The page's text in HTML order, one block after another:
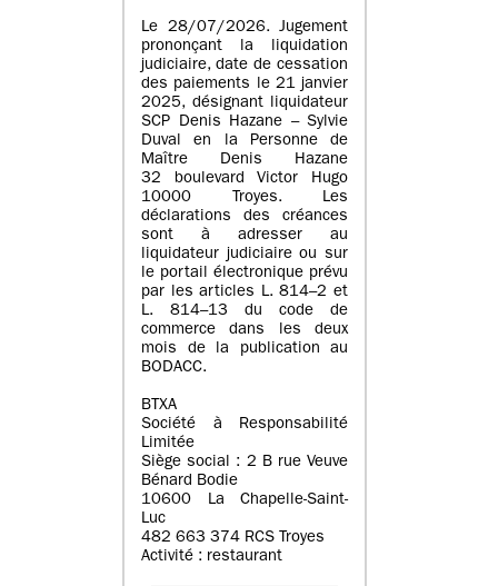
Le 28/07/2026. Jugement
prononçant la liquidation
judiciaire, date de cessation
des paiements le 21 janvier
2025, désignant liquidateur
SCP Denis Hazane – Sylvie
Duval en la Personne de
Maître Denis Hazane
32 boulevard Victor Hugo
10000 Troyes. Les
déclarations des créances
sont à adresser au
liquidateur judiciaire ou sur
le portail électronique prévu
par les articles L. 814–2 et
L. 814–13 du code de
commerce dans les deux
mois de la publication au
BODACC.
BTXA
Société à Responsabilité
Limitée
Siège social : 2 B rue Veuve
Bénard Bodie
10600 La Chapelle-Saint-
Luc
482 663 374 RCS Troyes
Activité : restaurant